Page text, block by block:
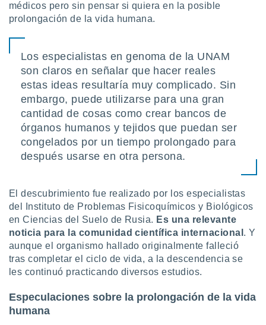
médicos pero sin pensar si quiera en la posible
prolongación de la vida humana.
Los especialistas en genoma de la UNAM
son claros en señalar que hacer reales
estas ideas resultaría muy complicado. Sin
embargo, puede utilizarse para una gran
cantidad de cosas como crear bancos de
órganos humanos y tejidos que puedan ser
congelados por un tiempo prolongado para
después usarse en otra persona.
El descubrimiento fue realizado por los especialistas
del Instituto de Problemas Fisicoquímicos y Biológicos
en Ciencias del Suelo de Rusia. Es una relevante
noticia para la comunidad científica internacional . Y
aunque el organismo hallado originalmente falleció
tras completar el ciclo de vida, a la descendencia se
les continuó practicando diversos estudios.
Especulaciones sobre la prolongación de la vida
humana